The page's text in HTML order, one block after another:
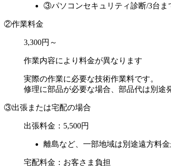
③パソコンセキュリティ診断/3台ま
②作業料金
3,300円～
作業内容により料金が異なります
実際の作業に必要な技術作業料です。
修理に部品が必要な場合、部品代は別途
③出張または宅配の場合
出張料金： 5,500円
離島など、一部地域は別途遠方料
宅配料金：お客さま負担